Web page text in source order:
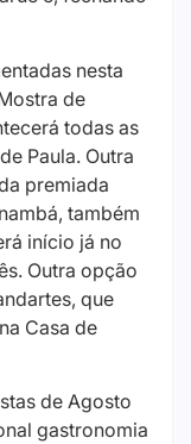
nesta
de
todas as
Paula. Outra
premiada
também
início já no
Outra opção
que
Casa de
de Agosto
gastronomia